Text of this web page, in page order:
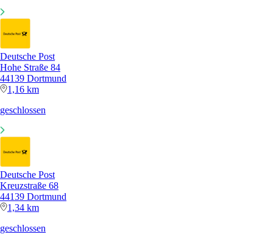
Deutsche Post
Hohe Straße 84
44139 Dortmund
1,16 km
geschlossen
Deutsche Post
Kreuzstraße 68
44139 Dortmund
1,34 km
geschlossen